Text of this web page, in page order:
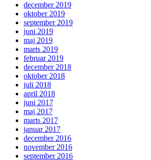
december 2019
oktober 2019
september 2019
juni 2019
maj 2019
marts 2019
februar 2019
december 2018
oktober 2018
juli 2018
april 2018
juni 2017
maj 2017
marts 2017
januar 2017
december 2016
november 2016
september 2016